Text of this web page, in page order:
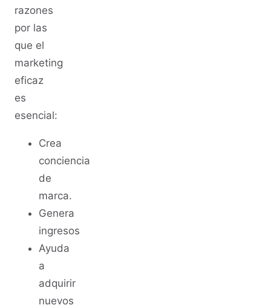
razones
por las
que el
marketing
eficaz
es
esencial:
Crea
conciencia
de
marca.
Genera
ingresos
Ayuda
a
adquirir
nuevos